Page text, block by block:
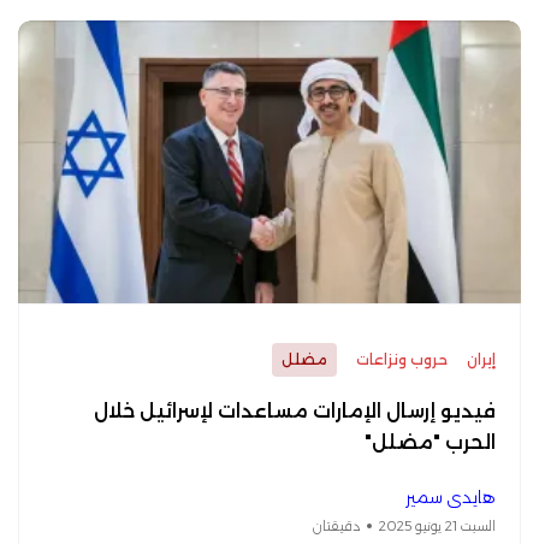
إيران حروب ونزاعات مضلل
فيديو إرسال الإمارات مساعدات لإسرائيل خلال
الحرب "مضلل"
هايدي سمير
السبت 21 يونيو 2025 دقيقتان